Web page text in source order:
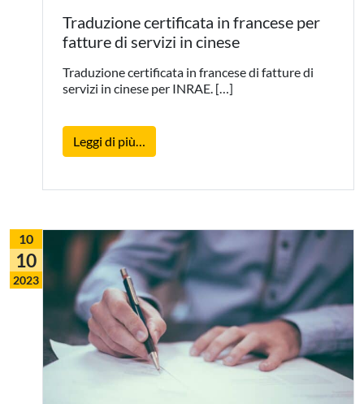
Traduzione certificata in francese per
fatture di servizi in cinese
Traduzione certificata in francese di fatture di
servizi in cinese per INRAE. […]
Leggi di più…
10
10
2023